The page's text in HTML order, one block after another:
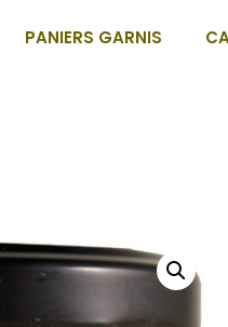
PANIERS GARNIS